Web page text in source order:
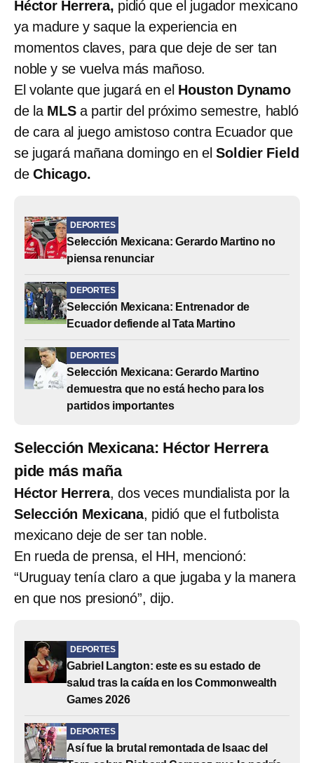
Héctor Herrera, pidió que el jugador mexicano
ya madure y saque la experiencia en
momentos claves, para que deje de ser tan
noble y se vuelva más mañoso.
El volante que jugará en el Houston Dynamo
de la MLSa partir del próximo semestre, habló
de cara al juego amistoso contra Ecuador que
se jugará mañana domingo en elSoldier Field
de Chicago.
DEPORTES
Selección Mexicana: Gerardo Martino no
piensa renunciar
DEPORTES
Selección Mexicana: Entrenador de
Ecuador defiende al Tata Martino
DEPORTES
Selección Mexicana: Gerardo Martino
demuestra que no está hecho para los
partidos importantes
Selección Mexicana: Héctor Herrera
pide más maña
Héctor Herrera, dos veces mundialista por la
Selección Mexicana, pidió que el futbolista
mexicano deje de ser tan noble.
En rueda de prensa, el HH, mencionó:
“Uruguay tenía claro a que jugaba y la manera
en que nos presionó”, dijo.
DEPORTES
Gabriel Langton: este es su estado de
salud tras la caída en los Commonwealth
Games 2026
DEPORTES
Así fue la brutal remontada de Isaac del